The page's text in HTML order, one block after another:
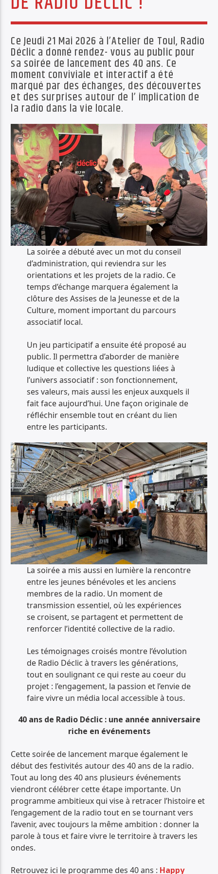
PISTE ACTUELLE
JUNGLE FEVER
TOUT LE ROCK UNDERGROUND PRÉSENTÉ PAR SYNED TONETTA
Radio Déclic
Ce Jeudi 21 Mai 2026 à l’Atelier de Toul, Radio
Déclic a donné rendez- vous au public pour
sa soirée de lancement des 40 ans. Ce
moment conviviale et interactif a été
marqué par des échanges, des découvertes
et des surprises autour de l’ implication de
la radio dans la vie locale.
La soirée a débuté avec un mot du conseil
d’administration, qui reviendra sur les
orientations et les projets de la radio. Ce
temps d’échange marquera également la
clôture des Assises de la Jeunesse et de la
Culture, moment important du parcours
associatif local.
Un jeu participatif a ensuite été proposé au
public. Il permettra d’aborder de manière
ludique et collective les questions liées à
l’univers associatif : son fonctionnement,
ses valeurs, mais aussi les enjeux auxquels il
fait face aujourd’hui. Une façon originale de
réfléchir ensemble tout en créant du lien
entre les participants.
La soirée a mis aussi en lumière la rencontre
entre les jeunes bénévoles et les anciens
membres de la radio. Un moment de
transmission essentiel, où les expériences
se croisent, se partagent et permettent de
renforcer l’identité collective de la radio.
Les témoignages croisés montre l’évolution
de Radio Déclic à travers les générations,
tout en soulignant ce qui reste au coeur du
projet : l’engagement, la passion et l’envie de
faire vivre un média local accessible à tous.
40 ans de Radio Déclic : une année anniversaire
riche en événements
Cette soirée de lancement marque également le
début des festivités autour des 40 ans de la radio.
Tout au long des 40 ans plusieurs événements
viendront célébrer cette étape importante. Un
programme ambitieux qui vise à retracer l’histoire et
l’engagement de la radio tout en se tournant vers
l’avenir, avec toujours la même ambition : donner la
parole à tous et faire vivre le territoire à travers les
ondes.
Retrouvez ici le programme des 40 ans : Happy